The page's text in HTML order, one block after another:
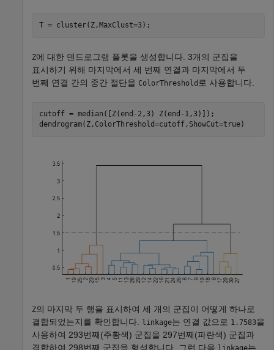
T = cluster(Z,MaxClust=3);
Z에 대한 덴드로그램 플롯을 생성합니다. 3개의 군집을
표시하기 위해 마지막에서 세 번째 연결과 마지막에서 두
번째 연결 간의 중간 절단을 ColorThreshold 로 사용합니다.
cutoff = median([Z(end-2,3) Z(end-1,3)]);
dendrogram(Z,ColorThreshold=cutoff,ShowCut=true)
Z의 마지막 두 행을 표시하여 세 개의 군집이 어떻게 하나로
결합되었는지를 확인합니다.
linkage는 연결 값으로 1.7583을
사용하여 293번째(주황색) 군집을 297번째(파란색) 군집과
결합하여 298번째 군집을 형성합니다. 그런 다음
linkage는